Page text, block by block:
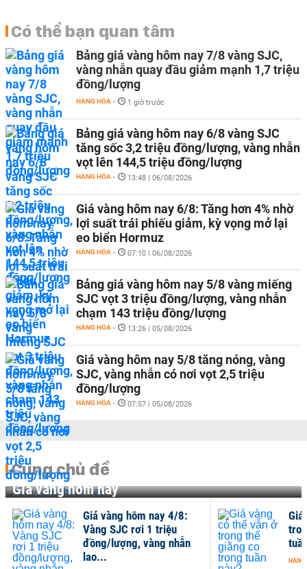
Có thể bạn quan tâm
Bảng giá vàng hôm nay 7/8 vàng SJC,
vàng nhẫn quay đầu giảm mạnh 1,7 triệu
đồng/lượng
HÀNG HÓA - 1 giờ trước
Bảng giá vàng hôm nay 6/8 vàng SJC
tăng sốc 3,2 triệu đồng/lượng, vàng nhẫn
vọt lên 144,5 triệu đồng/lượng
HÀNG HÓA - 13:48 | 06/08/2026
Giá vàng hôm nay 6/8: Tăng hơn 4% nhờ
lợi suất trái phiếu giảm, kỳ vọng mở lại
eo biển Hormuz
HÀNG HÓA - 07:10 | 06/08/2026
Bảng giá vàng hôm nay 5/8 vàng miếng
SJC vọt 3 triệu đồng/lượng, vàng nhẫn
chạm 143 triệu đồng/lượng
HÀNG HÓA - 13:26 | 05/08/2026
Giá vàng hôm nay 5/8 tăng nóng, vàng
SJC, vàng nhẫn có nơi vọt 2,5 triệu
đồng/lượng
HÀNG HÓA - 07:57 | 05/08/2026
Cùng chủ đề
Giá vàng hôm nay
Giá vàng hôm nay 4/8:
Vàng SJC rơi 1 triệu
đồng/lượng, vàng nhẫn
lao...
Giá
HÀNG